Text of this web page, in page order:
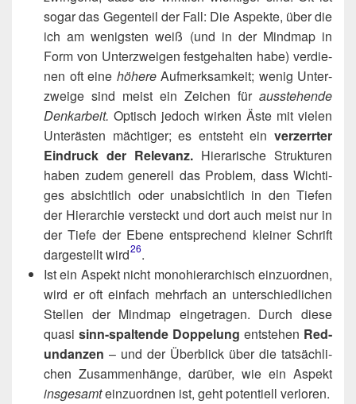
sogar das Gegen­teil der Fall: Die Aspek­te, über die
ich am wenigs­ten weiß (und in der Mind­map in
Form von Unter­zwei­gen fest­ge­hal­ten habe) ver­die­
nen oft eine höhe­reAuf­merk­sam­keit; wenig Unter­
zwei­ge sind meist ein Zei­chen für aus­ste­hen­de
Denk­ar­beit. Optisch jedoch wir­ken Äste mit vie­len
Unter­äs­ten mäch­ti­ger; es ent­steht ein ver­zerr­ter
Ein­druck der Rele­vanz. Hiera­ri­sche Struk­tu­ren
haben zudem gene­rell das Pro­blem, dass Wich­ti­
ges absicht­lich oder unab­sicht­lich in den Tie­fen
der Hier­ar­chie ver­steckt und dort auch meist nur in
der Tie­fe der Ebe­ne ent­spre­chend klei­ner Schrift
dar­ge­stellt wird​26.
Ist ein Aspekt nicht mono­hier­ar­chisch ein­zu­ord­nen,
wird er oft ein­fach mehr­fach an unter­schied­li­chen
Stel­len der Mind­map ein­ge­tra­gen. Durch die­se
qua­si sinn-spal­ten­de Dop­pe­lung ent­ste­hen Red­
un­dan­zen – und der Über­blick über die tat­säch­li­
chen Zusam­men­hän­ge, dar­über, wie ein Aspekt
ins­ge­samtein­zu­ord­nen ist, geht poten­ti­ell verloren.